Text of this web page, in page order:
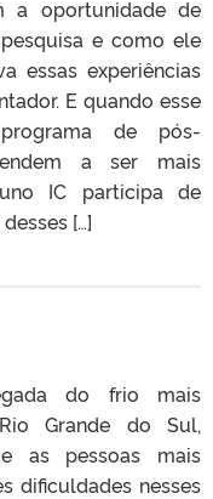
a oportunidade de
e como ele
essas experiências
E quando esse
de pós-
a ser mais
IC participa de
[…]
do frio mais
Grande do Sul,
as pessoas mais
dificuldades nesses